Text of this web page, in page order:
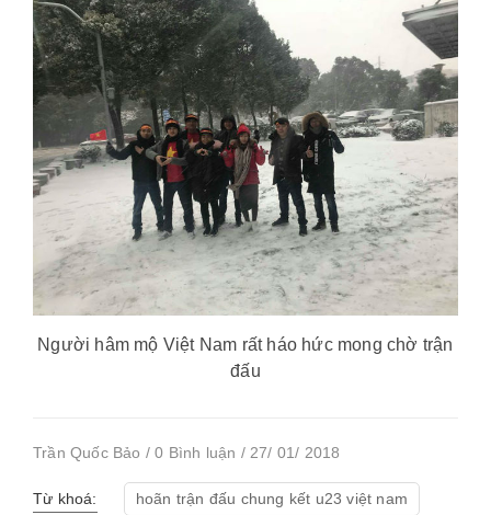
Người hâm mộ Việt Nam rất háo hức mong chờ trận
đấu
Trần Quốc Bảo / 0 Bình luận / 27/ 01/ 2018
Từ khoá: hoãn trận đấu chung kết u23 việt nam